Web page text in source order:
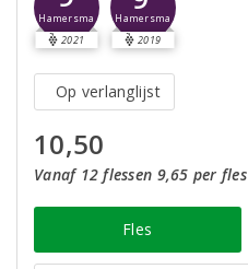
Hamersma
2021
Hamersma
2019
Op verlanglijst
10,50
Vanaf 12 flessen 9,65 per fles
Fles